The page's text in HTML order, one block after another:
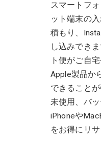
スマートフ
ット端末の
積もり、
し込みでき
ト便がご自
Apple製品か
できること
未使用、バ
iPhoneや
をお得にリ